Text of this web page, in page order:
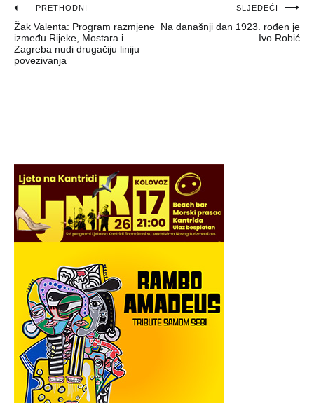
Navigacija
objava
PRETHODNI
Žak Valenta: Program razmjene
između Rijeke, Mostara i
Zagreba nudi drugačiju liniju
povezivanja
SLJEDEĆI
Na današnji dan 1923. rođen je
Ivo Robić